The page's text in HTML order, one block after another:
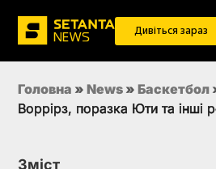
Дивіться зараз
Головна » News » Баскетбол
Воррірз, поразка Юти та інші
Зміст